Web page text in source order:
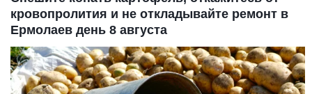
кровопролития и не откладывайте ремонт в
Ермолаев день 8 августа